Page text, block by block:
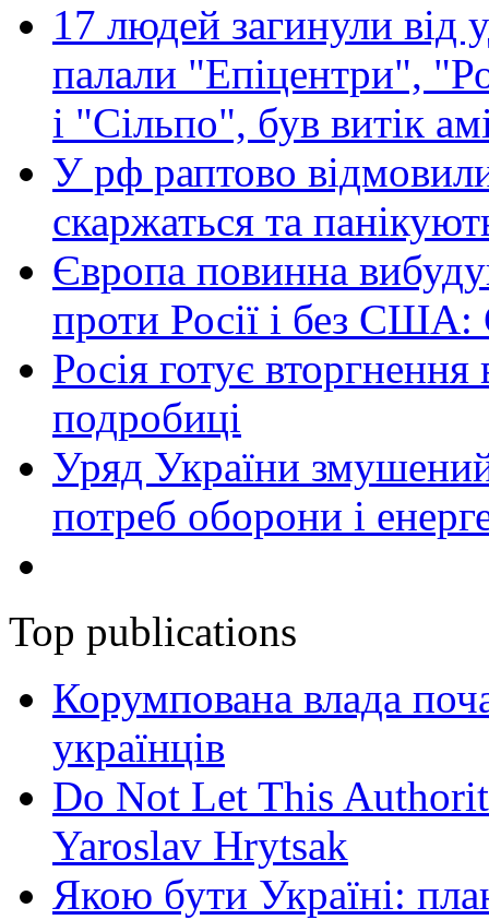
17 людей загинули від
палали "Епіцентри",
і "Сільпо", був витік
У рф раптово
скаржаться та
Європа повинна
проти Росії і без США:
Росія готує вторгнення
подробиці
Уряд України
потреб оборони і
Top publications
Корумпована влада
українців
Do Not Let This
Yaroslav Hrytsak
Якою бути Україні: